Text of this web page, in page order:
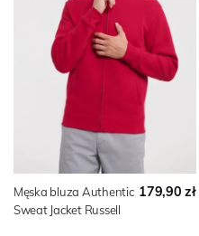
Męska bluza Authentic
Sweat Jacket Russell
179,90 zł